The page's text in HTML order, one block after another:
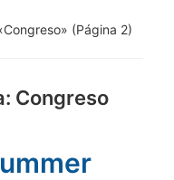
(Página 2)
Congreso